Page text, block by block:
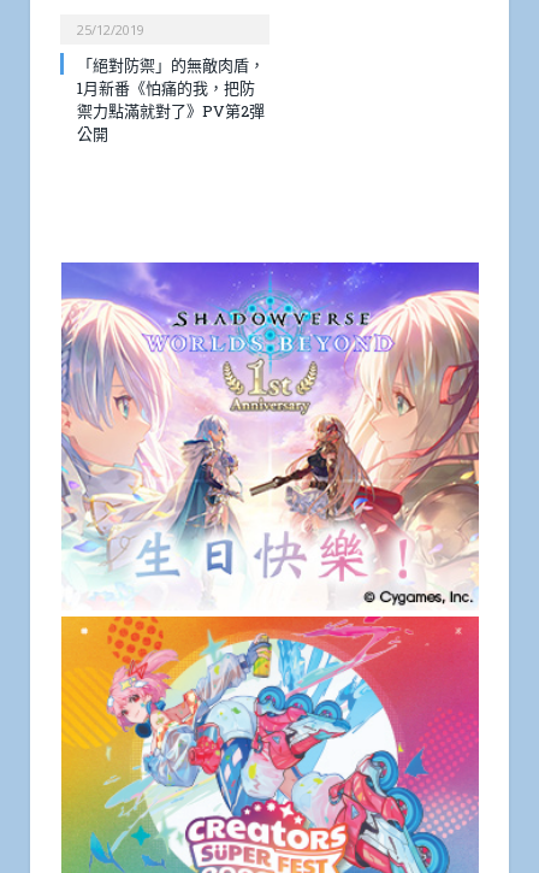
25/12/2019
「絕對防禦」的無敵肉盾，
1月新番《怕痛的我，把防
禦力點滿就對了》PV第2彈
公開